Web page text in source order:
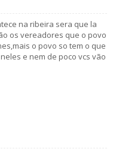
na ribeira sera que la
os vereadores que o povo
o povo so tem o que
e nem de poco vcs vão